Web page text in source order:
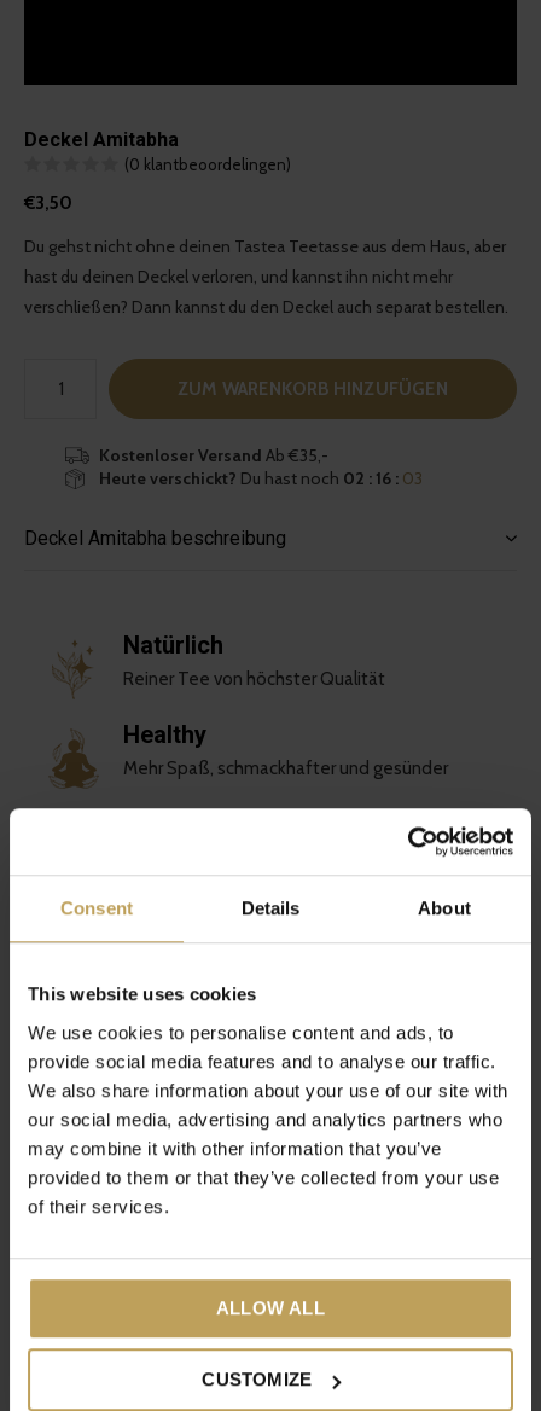
Consent Details About
This website uses cookies
We use cookies to personalise content and ads, to
provide social media features and to analyse our traffic.
We also share information about your use of our site with
our social media, advertising and analytics partners who
may combine it with other information that you’ve
provided to them or that they’ve collected from your use
of their services.
ALLOW ALL
CUSTOMIZE
Deckel Amitabha
(0 klantbeoordelingen)
€3,50
Du gehst nicht ohne deinen Tastea Teetasse aus dem Haus, aber
hast du deinen Deckel verloren, und kannst ihn nicht mehr
verschließen? Dann kannst du den Deckel auch separat bestellen.
ZUM WARENKORB HINZUFÜGEN
Kostenloser Versand Ab €35,-
Heute verschickt? Du hast noch 02 : 16 : 02
Deckel Amitabha beschreibung
Natürlich
Reiner Tee von höchster Qualität
Healthy
Mehr Spaß, schmackhafter und gesünder
Einzigartig
Spezielle Teemischungen
Bewertungen
0/ 5
Neueste Artikel